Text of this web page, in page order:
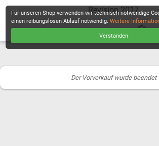
Revision 2017
Der Vorverkauf wurde beendet
Für unseren Shop verwenden wir technisch notwendige
einen reibungslosen Ablauf notwendig.Weitere
Verstanden